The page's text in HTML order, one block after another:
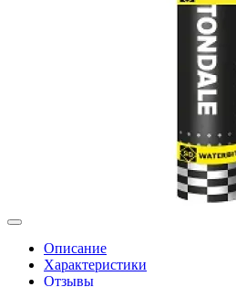
Описание
Характеристики
Отзывы